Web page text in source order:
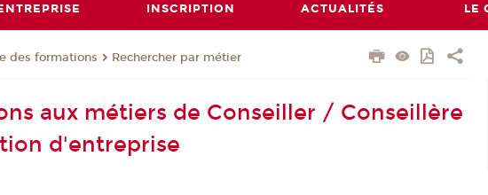
INSCRIPTION ACTUALITÉS LE
des formations Rechercher par métier
aux métiers de Conseiller / Conseillère
d'entreprise